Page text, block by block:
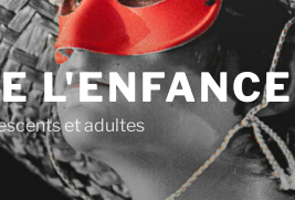
L'ENFANCE
et adultes